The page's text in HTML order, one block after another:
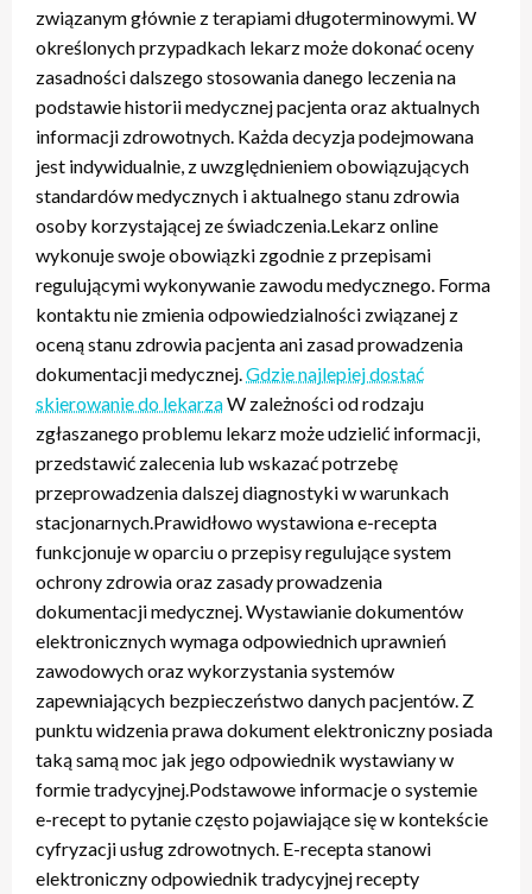
związanym głównie z terapiami długoterminowymi. W
określonych przypadkach lekarz może dokonać oceny
zasadności dalszego stosowania danego leczenia na
podstawie historii medycznej pacjenta oraz aktualnych
informacji zdrowotnych. Każda decyzja podejmowana
jest indywidualnie, z uwzględnieniem obowiązujących
standardów medycznych i aktualnego stanu zdrowia
osoby korzystającej ze świadczenia.Lekarz online
wykonuje swoje obowiązki zgodnie z przepisami
regulującymi wykonywanie zawodu medycznego. Forma
kontaktu nie zmienia odpowiedzialności związanej z
oceną stanu zdrowia pacjenta ani zasad prowadzenia
dokumentacji medycznej. Gdzie najlepiej dostać
skierowanie do lekarzaW zależności od rodzaju
zgłaszanego problemu lekarz może udzielić informacji,
przedstawić zalecenia lub wskazać potrzebę
przeprowadzenia dalszej diagnostyki w warunkach
stacjonarnych.Prawidłowo wystawiona e-recepta
funkcjonuje w oparciu o przepisy regulujące system
ochrony zdrowia oraz zasady prowadzenia
dokumentacji medycznej. Wystawianie dokumentów
elektronicznych wymaga odpowiednich uprawnień
zawodowych oraz wykorzystania systemów
zapewniających bezpieczeństwo danych pacjentów. Z
punktu widzenia prawa dokument elektroniczny posiada
taką samą moc jak jego odpowiednik wystawiany w
formie tradycyjnej.Podstawowe informacje o systemie
e-recept to pytanie często pojawiające się w kontekście
cyfryzacji usług zdrowotnych. E-recepta stanowi
elektroniczny odpowiednik tradycyjnej recepty